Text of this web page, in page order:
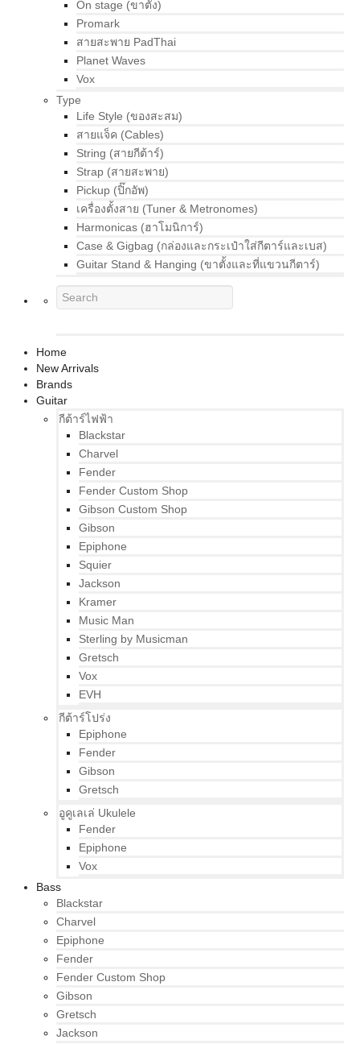
On stage (ขาตั้ง)
Promark
สายสะพาย PadThai
Planet Waves
Vox
Type
Life Style (ของสะสม)
สายแจ็ค (Cables)
String (สายกีต้าร์)
Strap (สายสะพาย)
Pickup (ปิ๊กอัพ)
เครื่องตั้งสาย (Tuner & Metronomes)
Harmonicas (ฮาโมนิการ์)
Case & Gigbag (กล่องและกระเป๋าใส่กีตาร์และเบส)
Guitar Stand & Hanging (ขาตั้งและที่แขวนกีตาร์)
Home
New Arrivals
Brands
Guitar
กีต้าร์ไฟฟ้า
Blackstar
Charvel
Fender
Fender Custom Shop
Gibson Custom Shop
Gibson
Epiphone
Squier
Jackson
Kramer
Music Man
Sterling by Musicman
Gretsch
Vox
EVH
กีต้าร์โปร่ง
Epiphone
Fender
Gibson
Gretsch
อูคูเลเล่ Ukulele
Fender
Epiphone
Vox
Bass
Blackstar
Charvel
Epiphone
Fender
Fender Custom Shop
Gibson
Gretsch
Jackson